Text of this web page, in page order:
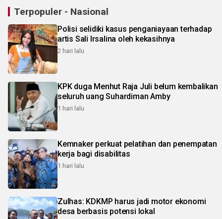
Terpopuler - Nasional
Polisi selidiki kasus penganiayaan terhadap
artis Sali Irsalina oleh kekasihnya
2 hari lalu
KPK duga Menhut Raja Juli belum kembalikan
seluruh uang Suhardiman Amby
1 hari lalu
Kemnaker perkuat pelatihan dan penempatan
kerja bagi disabilitas
1 hari lalu
Zulhas: KDKMP harus jadi motor ekonomi
desa berbasis potensi lokal